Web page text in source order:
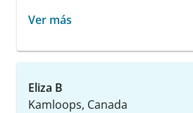
Ver más
Eliza B
Kamloops, Canada